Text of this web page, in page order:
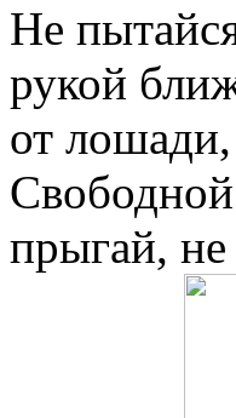
Не
рукой
от лошади,
прыгай,